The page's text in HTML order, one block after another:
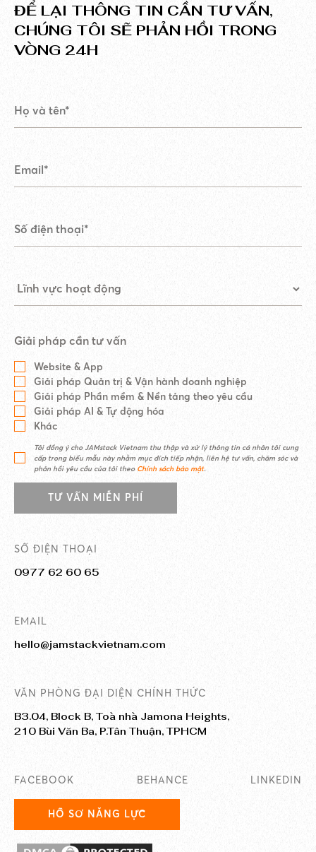
ĐỂ LẠI THÔNG TIN CẦN TƯ VẤN,
CHÚNG TÔI SẼ PHẢN HỒI TRONG
VÒNG 24H
Giải pháp cần tư vấn
Website & App
Giải pháp Quản trị & Vận hành doanh nghiệp
Giải pháp Phần mềm & Nền tảng theo yêu cầu
Giải pháp AI & Tự động hóa
Khác
Tôi đồng ý cho JAMstack Vietnam thu thập và xử lý thông tin cá nhân tôi cung
cấp trong biểu mẫu này nhằm mục đích tiếp nhận, liên hệ tư vấn, chăm sóc và
phản hồi yêu cầu của tôi theo Chính sách bảo mật.
TƯ VẤN MIỄN PHÍ
SỐ ĐIỆN THOẠI
0977 62 60 65
EMAIL
hello@jamstackvietnam.com
VĂN PHÒNG ĐẠI DIỆN CHÍNH THỨC
B3.04, Block B, Toà nhà Jamona Heights,
210 Bùi Văn Ba, P.Tân Thuận, TPHCM
FACEBOOK BEHANCE LINKEDIN
HỒ SƠ NĂNG LỰC